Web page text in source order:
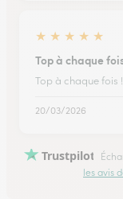
★ ★ ★ ★ ★
Top à chaque
Top à chaque fois !
20/03/2026
Trustpilot
les avis